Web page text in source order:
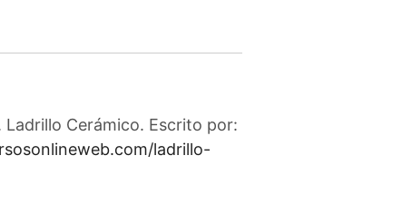
Cerámico. Escrito por:
ladrillo-